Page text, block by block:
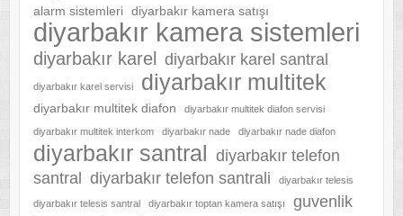
alarm sistemleri diyarbakır kamera satışı
diyarbakır kamera sistemleri
diyarbakır karel diyarbakır karel santral
diyarbakır karel servisi diyarbakır multitek
diyarbakır multitek diafon diyarbakır multitek diafon servisi
diyarbakır multitek interkom diyarbakır nade diyarbakır nade diafon
diyarbakır santral diyarbakır telefon
santral diyarbakır telefon santrali diyarbakır telesis
diyarbakır telesis santral diyarbakır toptan kamera satışı
guvenlik